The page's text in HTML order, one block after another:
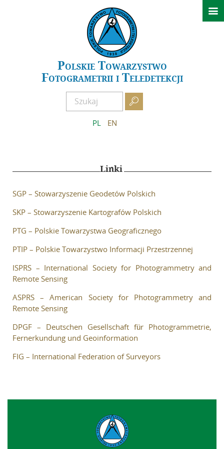
Polskie Towarzystwo
Fotogrametrii i Teledetekcji

PL EN

Aktualności
Konferencje
GeoSpatial Week ISPRS 2027 Warszawa
XXIV Sympozjum Kielce 2026
Archiwum wydarzeń
O PTFiT
Poprzednie Zarządy
Zostań członkiem
AFKiT
O Archiwum
Komitet Naukowy
Redakcja
Wytyczne dla recenzentów
Wydane tomy
Kontakt
Linki
SGP – Stowarzyszenie Geodetów Polskich
SKP – Stowarzyszenie Kartografów Polskich
PTG – Polskie Towarzystwa Geograficznego
PTIP – Polskie Towarzystwo Informacji Przestrzennej
ISPRS – International Society for Photogrammetry and
Remote Sensing
ASPRS – American Society for Photogrammetry and
Remote Sensing
DPGF – Deutschen Gesellschaft für Photogrammetrie,
Fernerkundung und Geoinformation
FIG – International Federation of Surveyors